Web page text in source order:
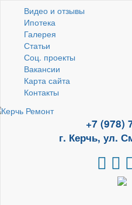
Видео и отзывы
Ипотека
Галерея
Статьи
Соц. проекты
Вакансии
Карта сайта
Контакты
+7 (978)
г. Керчь, ул.